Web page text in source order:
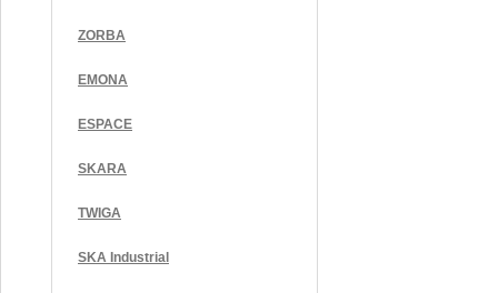
ZORBA
EMONA
ESPACE
SKARA
TWIGA
SKA Industrial